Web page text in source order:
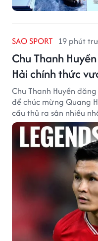
SAO SPORT 19 phút
Chu Thanh
Hải chính thức
Chu Thanh Huyền
để chúc mừng Quang
cầu thủ ra sân nhiều